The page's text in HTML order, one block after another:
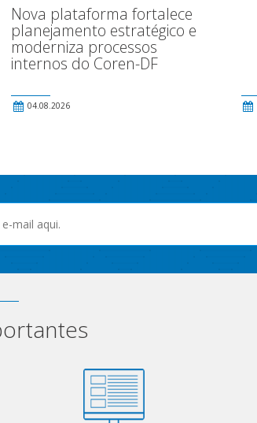
Nova plataforma fortalece
planejamento estratégico e
moderniza processos
internos do Coren-DF
04.08.2026